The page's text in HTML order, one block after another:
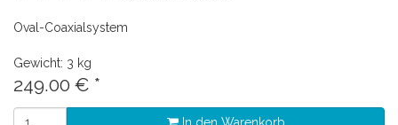
Oval-Coaxialsystem
Gewicht: 3 kg
249.00 € *
In den Warenkorb